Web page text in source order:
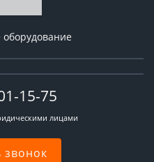
15-75
лицами
звонок